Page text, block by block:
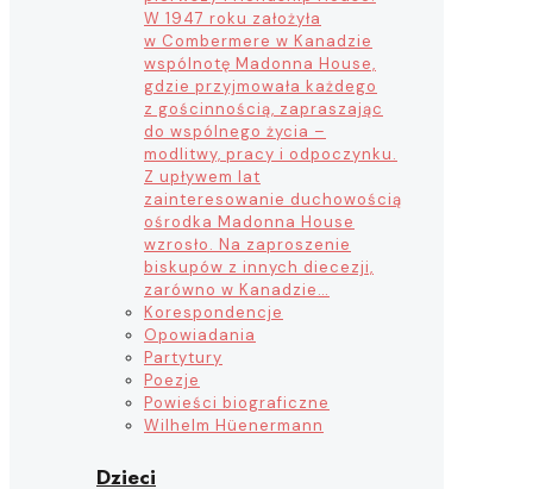
W 1947 roku założyła
w Combermere w Kanadzie
wspólnotę Madonna House,
gdzie przyjmowała każdego
z gościnnością, zapraszając
do wspólnego życia –
modlitwy, pracy i odpoczynku.
Z upływem lat
zainteresowanie duchowością
ośrodka Madonna House
wzrosło. Na zaproszenie
biskupów z innych diecezji,
zarówno w Kanadzie…
Korespondencje
Opowiadania
Partytury
Poezje
Powieści biograficzne
Wilhelm Hüenermann
Dzieci